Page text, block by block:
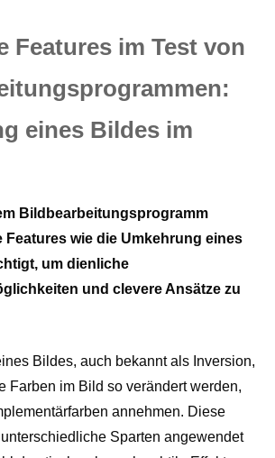
Features im Test von
eines Bildes im
Bildbearbeitungsprogramm
Features wie die Umkehrung eines
um dienliche
und clevere Ansätze zu
Bildes, auch bekannt als Inversion,
Farben im Bild so verändert werden,
annehmen. Diese
Sparten angewendet